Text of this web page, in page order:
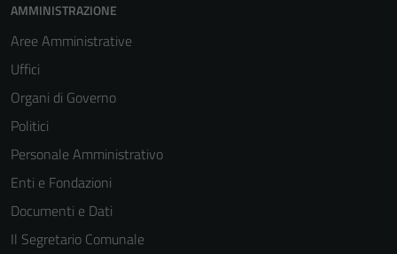
AMMINISTRAZIONE
Aree Amministrative
Uffici
Organi di Governo
Politici
Personale Amministrativo
Enti e Fondazioni
Documenti e Dati
Il Segretario Comunale